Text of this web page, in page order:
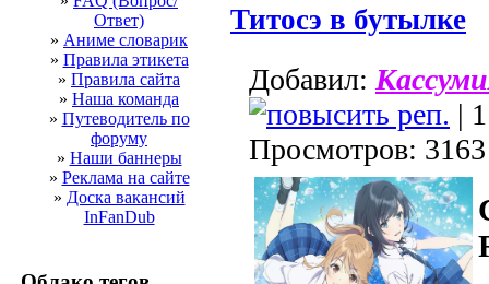
Ответ)
» Аниме словарик
» Правила этикета
» Правила сайта
» Наша команда
» Путеводитель по
форуму
» Наши баннеры
» Реклама на сайте
» Доска вакансий
InFanDub
Титосэ в бутылке
Добавил:
|
Просмотров: 3163